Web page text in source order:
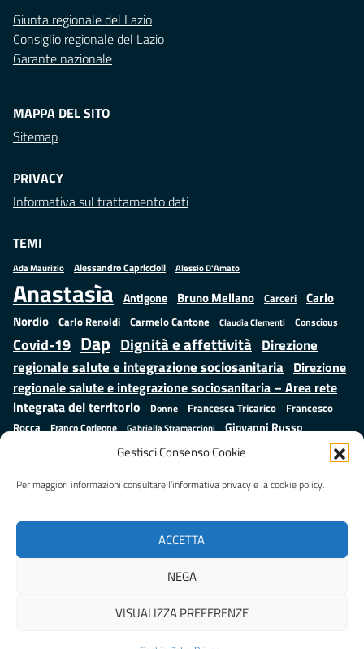
Gestisci Consenso Cookie
Per maggiori informazioni consultare l’informativa privacy e la cookie policy.
ACCETTA
NEGA
VISUALIZZA PREFERENZE
Giunta regionale del Lazio
Consiglio regionale del Lazio
Garante nazionale
MAPPA DEL SITO
Sitemap
PRIVACY
Informativa sul trattamento dati
TEMI
Ada Maurizio Alessandro Capriccioli Alessio D'Amato
Anastasìa Antigone Bruno Mellano Carceri
Carlo
Nordio Carlo Renoldi Carmelo Cantone Claudia Clementi Conscious
Covid-19 Dap Dignità e affettività Direzione
regionale salute e integrazione sociosanitaria Direzione
regionale salute e integrazione sociosanitaria – Area rete
integrata del territorio
Donne Francesca Tricarico
Francesco
Rocca
Franco Corleone Gabriella Stramaccioni Giovanni Russo
Giuseppe Emanuele Cangemi Istruzione e cultura
Mauro
Palma ministero della Giustizia Minori Misure
Regione Lazio
Salute Samuele Ciambriello
Sarah Grieco Situazione in numeri
Valentina Calderone